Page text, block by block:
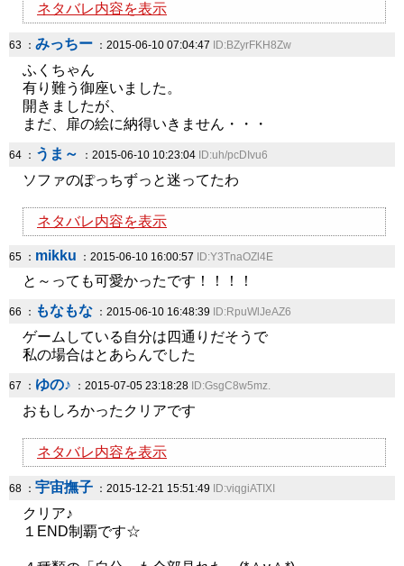
ネタバレ内容を表示
63 ： みっちー ：2015-06-10 07:04:47 ID:BZyrFKH8Zw
ふくちゃん
有り難う御座いました。
開きましたが、
まだ、扉の絵に納得いきません・・・
64 ： うま～ ：2015-06-10 10:23:04 ID:uh/pcDIvu6
ソファのぽっちずっと迷ってたわ
ネタバレ内容を表示
65 ： mikku ：2015-06-10 16:00:57 ID:Y3TnaOZl4E
と～っても可愛かったです！！！！
66 ： もなもな ：2015-06-10 16:48:39 ID:RpuWlJeAZ6
ゲームしている自分は四通りだそうで
私の場合はとあらんでした
67 ： ゆの♪ ：2015-07-05 23:18:28 ID:GsgC8w5mz.
おもしろかったクリアです
ネタバレ内容を表示
68 ： 宇宙撫子 ：2015-12-21 15:51:49 ID:viqgiATIXI
クリア♪
１END制覇です☆